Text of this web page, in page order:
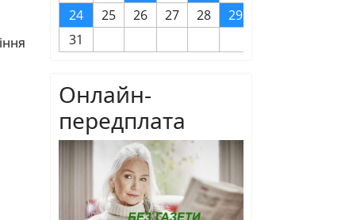
24
25 26 27 28 29
31
Онлайн-
передплата